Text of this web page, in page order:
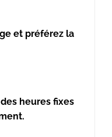
et préférez la
heures fixes